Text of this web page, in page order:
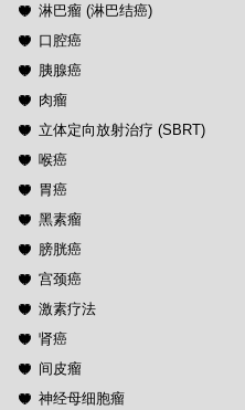
淋巴瘤 (淋巴结癌)
口腔癌
胰腺癌
肉瘤
立体定向放射治疗 (SBRT)
喉癌
胃癌
黑素瘤
膀胱癌
宫颈癌
激素疗法
肾癌
间皮瘤
神经母细胞瘤